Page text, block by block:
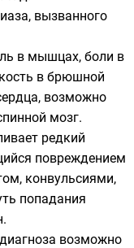
, вызванного
в мышцах, боли в
в брюшной
возможно
мозг.
редкий
повреждением
конвульсиями,
попадания
возможно